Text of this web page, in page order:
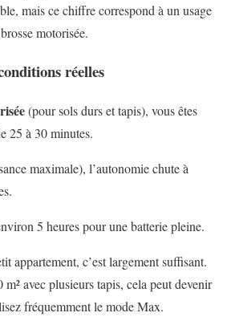
mais ce chiffre correspond à un usage
motorisée.
réelles
(pour sols durs et tapis), vous êtes
25 à 30 minutes.
maximale), l’autonomie chute à
5 heures pour une batterie pleine.
appartement, c’est largement suffisant.
avec plusieurs tapis, cela peut devenir
fréquemment le mode Max.